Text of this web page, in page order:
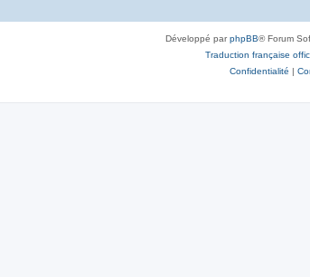
Développé parphpBB® Forum
Traduction française
Confidentialité |